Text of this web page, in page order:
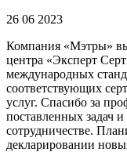
26 06 2023
Компания «Мэтры»
центра «Эксперт
международных
соответствующих
услуг. Спасибо за
поставленных задач
сотрудничестве.
декларировании